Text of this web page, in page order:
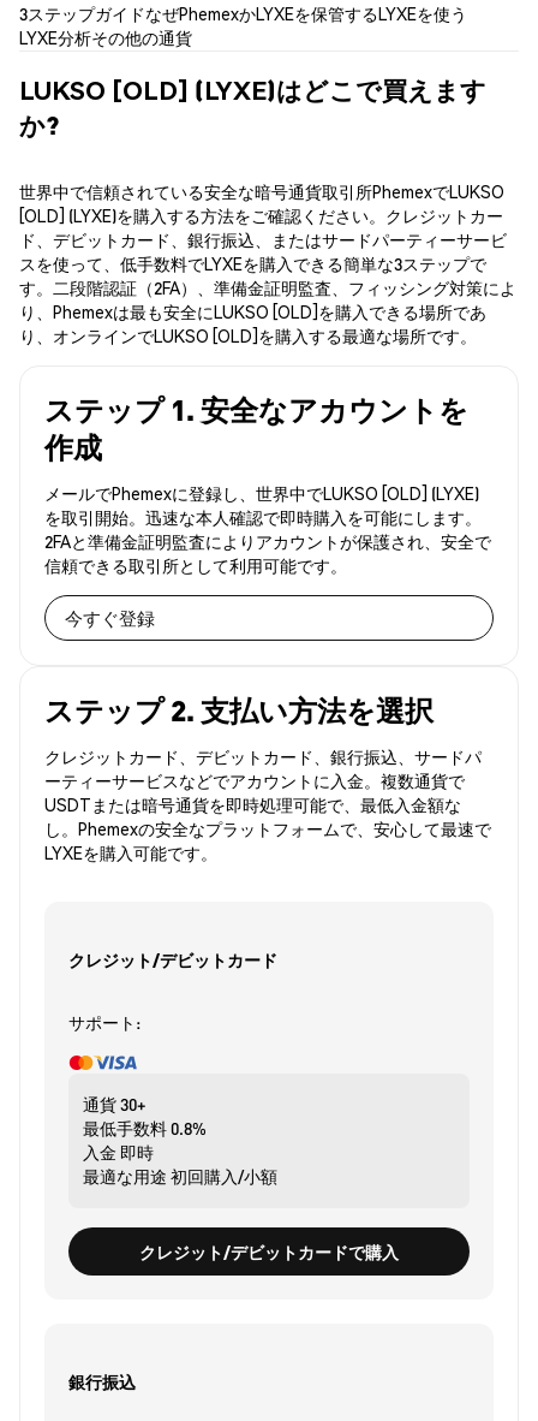
3ステップガイドなぜPhemexかLYXEを保管するLYXEを使う
LYXE分析その他の通貨
LUKSO [OLD] (LYXE)はどこで買えます
か?
世界中で信頼されている安全な暗号通貨取引所PhemexでLUKSO
[OLD] (LYXE)を購入する方法をご確認ください。クレジットカー
ド、デビットカード、銀行振込、またはサードパーティーサービ
スを使って、低手数料でLYXEを購入できる簡単な3ステップで
す。二段階認証（2FA）、準備金証明監査、フィッシング対策によ
り、Phemexは最も安全にLUKSO [OLD]を購入できる場所であ
り、オンラインでLUKSO [OLD]を購入する最適な場所です。
ステップ 1. 安全なアカウントを
作成
メールでPhemexに登録し、世界中でLUKSO [OLD] (LYXE)
を取引開始。迅速な本人確認で即時購入を可能にします。
2FAと準備金証明監査によりアカウントが保護され、安全で
信頼できる取引所として利用可能です。
今すぐ登録
ステップ 2. 支払い方法を選択
クレジットカード、デビットカード、銀行振込、サードパ
ーティーサービスなどでアカウントに入金。複数通貨で
USDTまたは暗号通貨を即時処理可能で、最低入金額な
し。Phemexの安全なプラットフォームで、安心して最速で
LYXEを購入可能です。
クレジット/デビットカード
サポート:
通貨30+
最低手数料0.8%
入金 即時
最適な用途 初回購入/小額
クレジット/デビットカードで購入
銀行振込